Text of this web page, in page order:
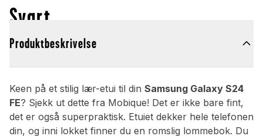
Svart
Produktbeskrivelse
Keen på et stilig lær-etui til din Samsung Galaxy S24
FE? Sjekk ut dette fra Mobique! Det er ikke bare fint,
det er også superpraktisk. Etuiet dekker hele telefonen
din, og inni lokket finner du en romslig lommebok. Du